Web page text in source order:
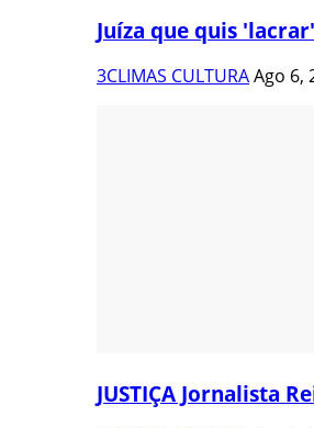
Juíza que quis
3CLIMAS CULTURAAgo 6,
JUSTIÇA Jornalista